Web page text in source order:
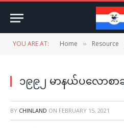
YOU ARE AT: Home » Resource
၁၉၉၂ မာနယ်ပလောစာ
BY CHINLAND ON FEBRUARY 15, 2021